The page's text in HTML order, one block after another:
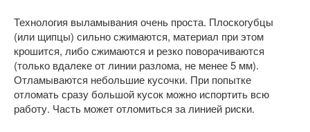
Технология выламывания очень проста. Плоскогубцы
(или щипцы) сильно сжимаются, материал при этом
крошится, либо сжимаются и резко поворачиваются
(только вдалеке от линии разлома, не менее 5 мм).
Отламываются небольшие кусочки. При попытке
отломать сразу большой кусок можно испортить всю
работу. Часть может отломиться за линией риски.